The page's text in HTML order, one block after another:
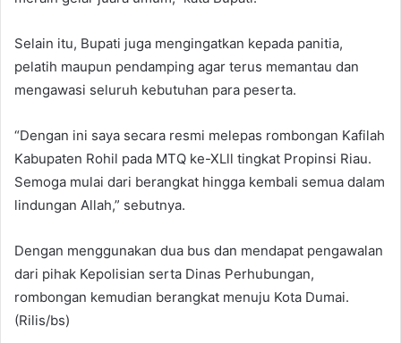
Selain itu, Bupati juga mengingatkan kepada panitia,
pelatih maupun pendamping agar terus memantau dan
mengawasi seluruh kebutuhan para peserta.
“Dengan ini saya secara resmi melepas rombongan Kafilah
Kabupaten Rohil pada MTQ ke-XLll tingkat Propinsi Riau.
Semoga mulai dari berangkat hingga kembali semua dalam
lindungan Allah,” sebutnya.
Dengan menggunakan dua bus dan mendapat pengawalan
dari pihak Kepolisian serta Dinas Perhubungan,
rombongan kemudian berangkat menuju Kota Dumai.
(Rilis/bs)